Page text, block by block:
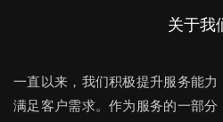
关于我
一直以来，我们积极提升服务能
满足客户需求。作为服务的一部